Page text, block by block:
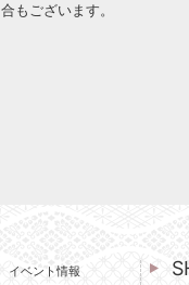
合もございます。
イベント情報